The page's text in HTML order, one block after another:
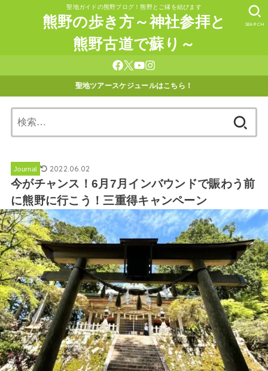
聖地ガイドの熊野ブログ！熊野とご縁を結びます
熊野の歩き方～神社参拝と
熊野古道で蘇り～
SEARCH
聖地ツアースケジュールはこちら！
索:
Journal 2022.06.02
今がチャンス！6月7月インバウンドで賑わう前
に熊野に行こう！三重得キャンペーン